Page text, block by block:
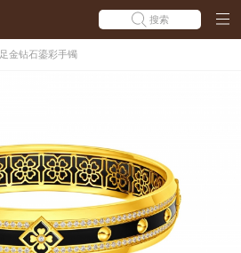
搜索
足金钻石鎏彩手镯